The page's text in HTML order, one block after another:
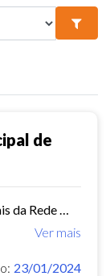
de
Ver mais
23/01/2024